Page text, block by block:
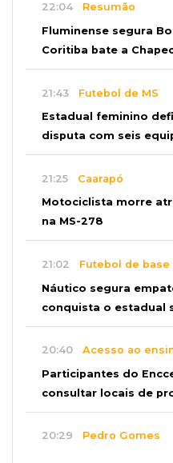
22:04 Resumão
Fluminense segura
Coritiba bate a
21:43 Futebol de MS
Estadual feminino
disputa com seis
21:25 Caarapó
Motociclista morre
na MS-278
21:02 Futebol de base
Náutico segura
conquista o estadual
20:40 Acesso ao
Participantes do
consultar locais de
20:29 Pedro Gomes